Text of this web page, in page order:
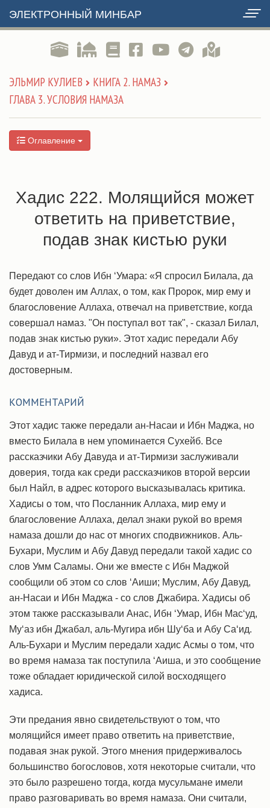
ЭЛЕКТРОННЫЙ МИНБАР
ЭЛЬМИР КУЛИЕВ
КНИГА 2. НАМАЗ
ГЛАВА 3. УСЛОВИЯ НАМАЗА
Оглавление
Хадис 222. Молящийся может
ответить на приветствие,
подав знак кистью руки
Передают со слов Ибн ‘Умара: «Я спросил Билала, да
будет доволен им Аллах, о том, как Пророк, мир ему и
благословение Аллаха, отвечал на приветствие, когда
совершал намаз. "Он поступал вот так", - сказал Билал,
подав знак кистью руки». Этот хадис передали Абу
Давуд и ат-Тирмизи, и последний назвал его
достоверным.
КОММЕНТАРИЙ
Этот хадис также передали ан-Насаи и Ибн Маджа, но
вместо Билала в нем упоминается Сухейб. Все
рассказчики Абу Давуда и ат-Тирмизи заслуживали
доверия, тогда как среди рассказчиков второй версии
был Найл, в адрес которого высказывалась критика.
Хадисы о том, что Посланник Аллаха, мир ему и
благословение Аллаха, делал знаки рукой во время
намаза дошли до нас от многих сподвижников. Аль-
Бухари, Муслим и Абу Давуд передали такой хадис со
слов Умм Саламы. Они же вместе с Ибн Маджой
сообщили об этом со слов ‘Аиши; Муслим, Абу Давуд,
ан-Насаи и Ибн Маджа - со слов Джабира. Хадисы об
этом также рассказывали Анас, Ибн ‘Умар, Ибн Мас‘уд,
Му‘аз ибн Джабал, аль-Мугира ибн Шу‘ба и Абу Са‘ид.
Аль-Бухари и Муслим передали хадис Асмы о том, что
во время намаза так поступила ‘Аиша, и это сообщение
тоже обладает юридической силой восходящего
хадиса.
Эти предания явно свидетельствуют о том, что
молящийся имеет право ответить на приветствие,
подавая знак рукой. Этого мнения придерживалось
большинство богословов, хотя некоторые считали, что
это было разрешено тогда, когда мусульмане имели
право разговаривать во время намаза. Они считали,